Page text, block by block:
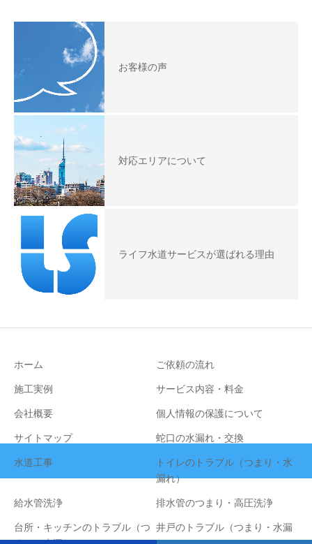
お客様の声
対応エリアについて
ライフ水道サービスが選ばれる理由
ホーム
ご依頼の流れ
施工実例
サービス内容・料金
会社概要
個人情報の保護について
サイトマップ
蛇口の水漏れ・交換
水道工事
トイレのトラブル（つまり・水
漏れ）
給水管洗浄
排水管のつまり・高圧洗浄
台所・キッチンのトラブル（つ 井戸のトラブル（つまり・水漏